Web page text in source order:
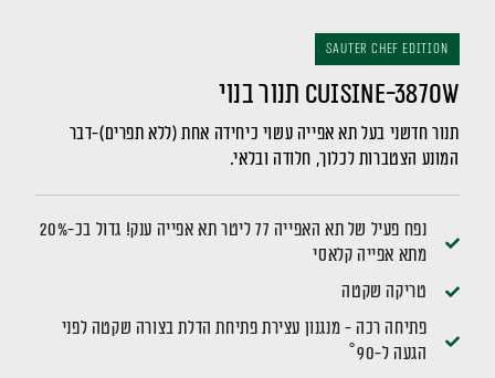
Sauter Chef Edition
CUISINE-3870W תנור בנוי
תנור חדשני בעל תא אפייה עשוי כיחידה אחת (ללא תפרים)-דבר
המונע הצטברות לכלוך, חלודה ובלאי.
נפח פעיל של תא האפייה 77 ליטר תא אפייה ענק! גדול בכ-20%
מתא אפייה קלאסי
טריקה שקטה
פתיחה רכה - מנגנון עצירת פתיחת הדלת בצורה שקטה לפני
הגעה ל-90˚